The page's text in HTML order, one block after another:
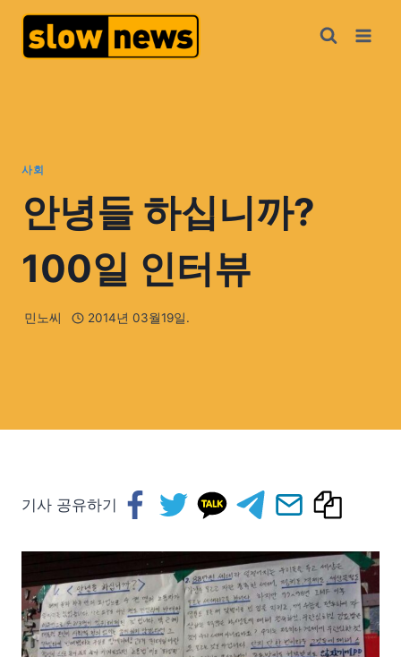
사회
안녕들 하십니까?
100일 인터뷰
민노씨 2014년 03월19일.
기사 공유하기